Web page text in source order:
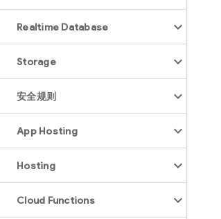
Realtime Database
Storage
安全规则
App Hosting
Hosting
Cloud Functions